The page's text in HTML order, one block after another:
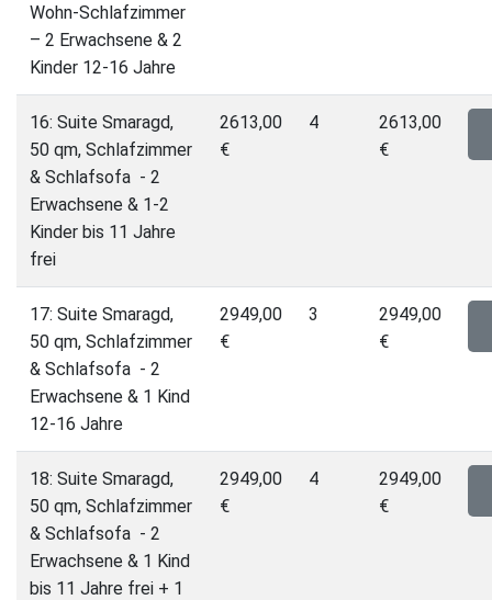
Wohn-Schlafzimmer
– 2 Erwachsene & 2
Kinder 12-16 Jahre
16: Suite Smaragd,
50 qm, Schlafzimmer
& Schlafsofa - 2
Erwachsene & 1-2
Kinder bis 11 Jahre
frei
2613,00
€
4
2613,00
€
17: Suite Smaragd,
50 qm, Schlafzimmer
& Schlafsofa - 2
Erwachsene & 1 Kind
12-16 Jahre
2949,00
€
3
2949,00
€
18: Suite Smaragd,
50 qm, Schlafzimmer
& Schlafsofa - 2
Erwachsene & 1 Kind
bis 11 Jahre frei + 1
2949,00
€
4
2949,00
€